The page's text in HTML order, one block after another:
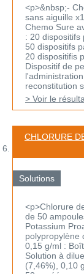
<p>&nbsp;-
sans aiguille
Chemo Sure
: 20 dispositifs
50 dispositifs
20 dispositifis
Dispositif de
reconstitution
> Voir le
CHLORURE
Solutions
<p>Chlorure
de 50
Potassium
polypropylène
0,15 g/ml :
Solution à
(7,46%), 0,10